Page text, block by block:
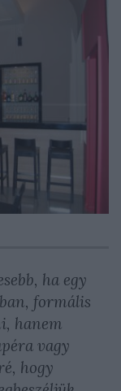
ha egy
formális
hanem
vagy
hogy